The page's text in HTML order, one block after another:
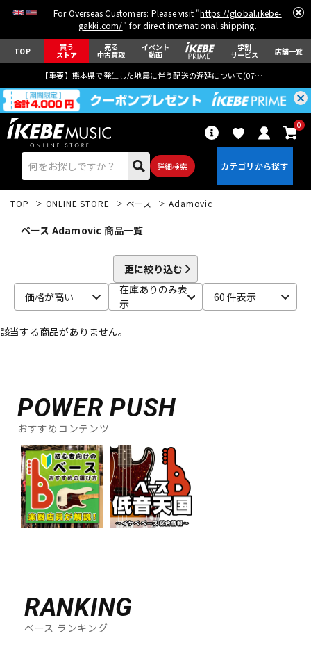
For Overseas Customers: Please visit "https://global.ikebe-
gakki.com/" for direct international shipping.
TOP 買う
ストア
売る
中古買取
イベント
動画
学割
サービス 店舗一覧
【重要】熊本県で発生した地震に伴う配送の遅延について(07月29日
詳細検索
0
エレキギター アコギ/エレアコ
ベース
キーボード
管楽器
アンプ
DTM オンライン納品
TOP ONLINE STORE ベース Adamovic
ベース Adamovic 商品一覧
更に絞り込む
価格が高い
在庫ありのみ表
示
60 件表示
該当する商品がありません。
POWER PUSH
おすすめコンテンツ
RANKING
ベース ランキング